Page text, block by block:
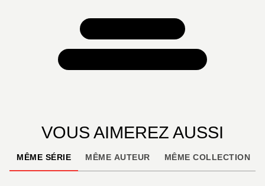
VOUS AIMEREZ AUSSI
MÊME SÉRIE MÊME AUTEUR MÊME COLLECTION